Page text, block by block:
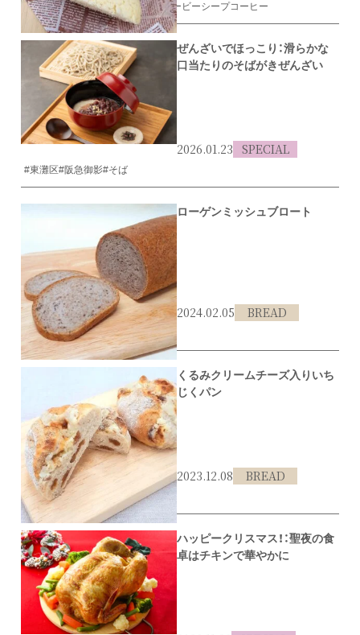
#東灘区#阪急御影#メロンパン#ビービーシープコーヒー
ぜんざいでほっこり：滑らかな
口当たりのそばがきぜんざい
2026.01.23 SPECIAL
#東灘区#阪急御影#そば
ローゲンミッシュブロート
2024.02.05 BREAD
#東灘区#阪急御影
くるみクリームチーズ入りいち
じくパン
2023.12.08 BREAD
#東灘区#阪急御影
ハッピークリスマス！：聖夜の食
卓はチキンで華やかに